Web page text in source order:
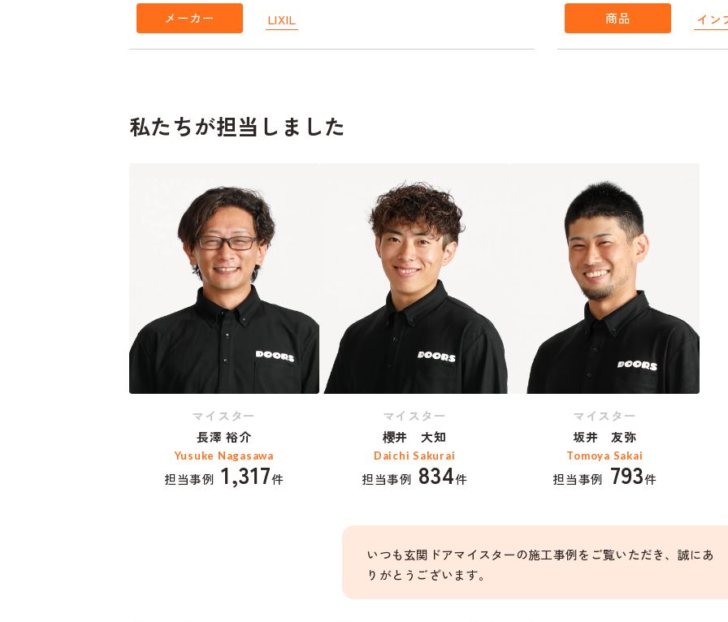
メーカー LIXIL 商品 イン
私たちが担当しました
マイスター
長澤 裕介
Yusuke Nagasawa
担当事例 1,317件
マイスター
櫻井 大知
Daichi Sakurai
担当事例 834件
マイスター
坂井 友弥
Tomoya Sakai
担当事例 793件
いつも玄関ドアマイスターの施工事例をご覧いただき、誠にあ
りがとうございます。